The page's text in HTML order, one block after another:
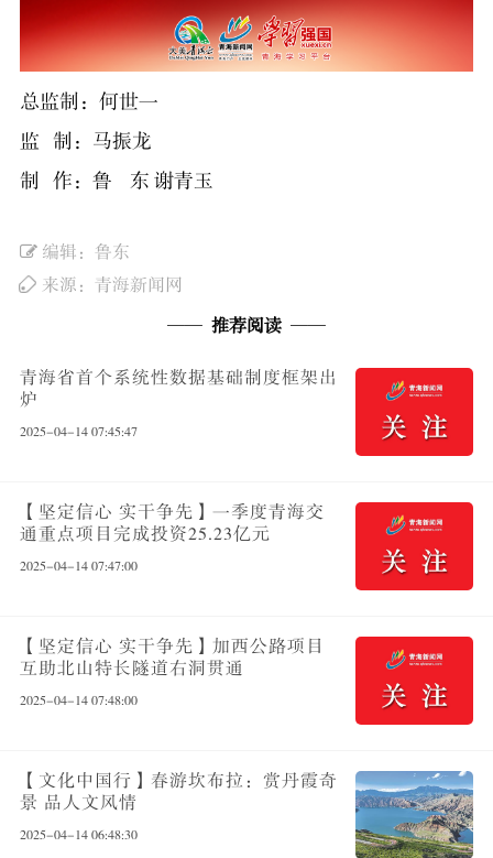
总监制：何世一
监 制：马振龙
制 作：鲁 东 谢青玉
编辑：鲁东
来源：青海新闻网
—— 推荐阅读 ——
青海省首个系统性数据基础制度框架出
炉
2025-04-14 07:45:47
【坚定信心 实干争先】一季度青海交
通重点项目完成投资25.23亿元
2025-04-14 07:47:00
【坚定信心 实干争先】加西公路项目
互助北山特长隧道右洞贯通
2025-04-14 07:48:00
【文化中国行】春游坎布拉：赏丹霞奇
景 品人文风情
2025-04-14 06:48:30